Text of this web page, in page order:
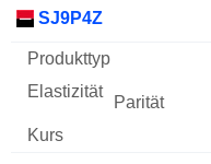
SJ9P4Z